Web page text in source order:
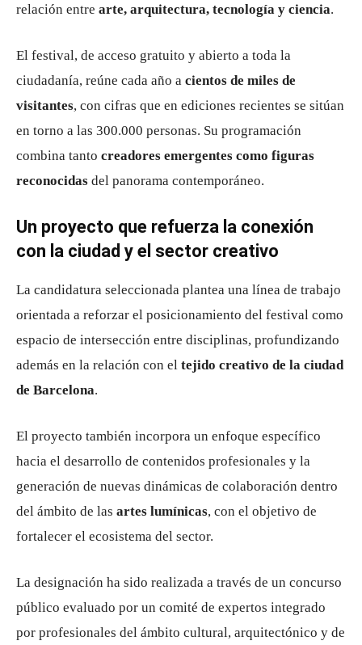
relación entre arte, arquitectura, tecnología y ciencia.
El festival, de acceso gratuito y abierto a toda la
ciudadanía, reúne cada año a cientos de miles de
visitantes, con cifras que en ediciones recientes se sitúan
en torno a las 300.000 personas. Su programación
combina tanto creadores emergentes como figuras
reconocidas del panorama contemporáneo.
Un proyecto que refuerza la conexión
con la ciudad y el sector creativo
La candidatura seleccionada plantea una línea de trabajo
orientada a reforzar el posicionamiento del festival como
espacio de intersección entre disciplinas, profundizando
además en la relación con el tejido creativo de la ciudad
de Barcelona.
El proyecto también incorpora un enfoque específico
hacia el desarrollo de contenidos profesionales y la
generación de nuevas dinámicas de colaboración dentro
del ámbito de las artes lumínicas, con el objetivo de
fortalecer el ecosistema del sector.
La designación ha sido realizada a través de un concurso
público evaluado por un comité de expertos integrado
por profesionales del ámbito cultural, arquitectónico y de